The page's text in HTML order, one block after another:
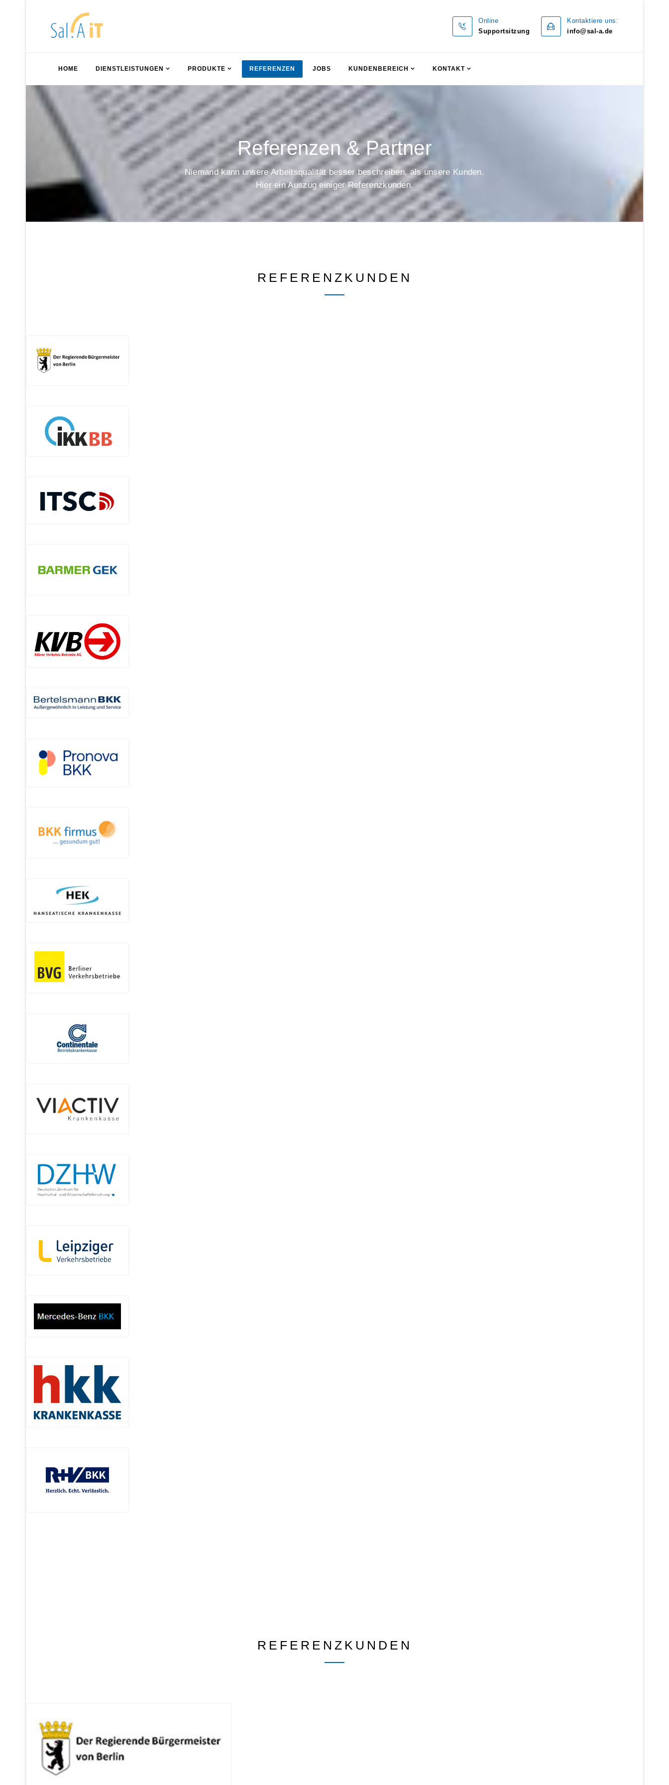
Online
Supportsitzung
Kontaktiere uns:
info@sal-a.de
HOME DIENSTLEISTUNGEN PRODUKTE REFERENZEN JOBS KUNDENBEREICH KONTAKT
Referenzen & Partner
Niemand kann unsere Arbeitsqualität besser beschreiben, als unsere Kunden.
Hier ein Auszug einiger Referenzkunden.
REFERENZKUNDEN
REFERENZKUNDEN